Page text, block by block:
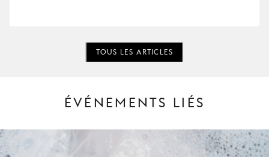
TOUS LES ARTICLES
ÉVÉNEMENTS LIÉS